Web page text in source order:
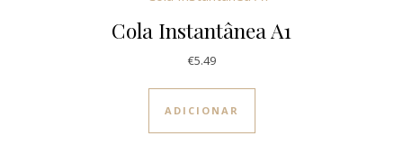
Cola Instantânea A1
€5.49
ADICIONAR